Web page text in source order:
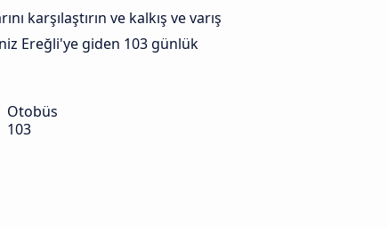
karşılaştırın ve kalkış ve varış
Ereğli'ye giden 103 günlük
Otobüs
103